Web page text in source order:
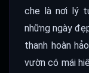
che là nơi lý
những ngày
thanh hoàn
vườn có mái